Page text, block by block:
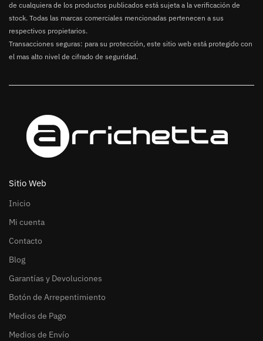
de cualquiera de los productos publicados está sujeta a la verificación de
stock. Todas las marcas comerciales mencionadas pertenecen a sus
respectivos propietarios.
Transacciones seguras: para su protección, este sitio web está protegido con
el mas alto nivel de cifrado de seguridad.
Sitio Web
Inicio
Mi cuenta
Contacto
Blog
Garantías y Devoluciones
Botón de Arrepentimiento
Medios de Pago
Medios de Envío